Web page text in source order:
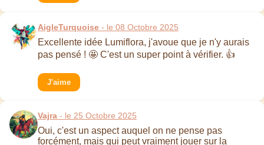
AigleTurquoise - le 08 Octobre 2025
Excellente idée Lumiflora, j'avoue que je n'y aurais
pas pensé ! 🤩 C'est un super point à vérifier. 👍
J'aime
Vajra - le 25 Octobre 2025
Oui, c'est un aspect auquel on ne pense pas
forcément, mais qui peut vraiment jouer sur la